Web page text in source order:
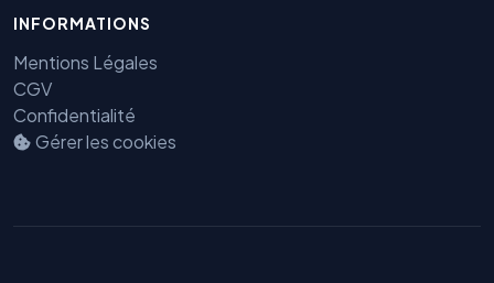
INFORMATIONS
Mentions Légales
CGV
Confidentialité
Gérer les cookiesBenjamin — Agent IA SEO &